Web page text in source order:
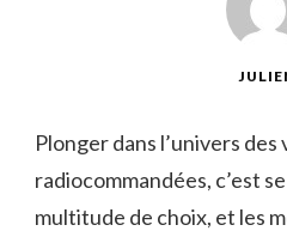
Plonger dans l’univers
radiocommandées, c’est
multitude de choix, et les